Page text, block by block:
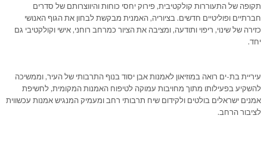
תקופה של התעוררות קולקטיבית, פירוק יחסי כוחות והיווצרותם של סדרים
חברתיים ופוליטיים חדשים. בציוריה, האמנית מבקשת לבחון את הגוף האנושי
כזירה של שינוי, ריפוי ותודעה, ומציבה את הציור כמרחב רוחני, אישי וקולקטיבי גם
יחד.
עיריית בת-ים רואה במוזיאון לאמנות אבן יסוד בנוף התרבותי של העיר, וממשיכה
להשקיע בפעילותו מתוך מחויבות עמוקה לטיפוח האמנות המקומית, לחשיפת
אמנים ישראלים בולטים ולקידום שיח תרבותי רחב ומעמיק המנגיש אמנות עכשווית
לציבור הרחב.